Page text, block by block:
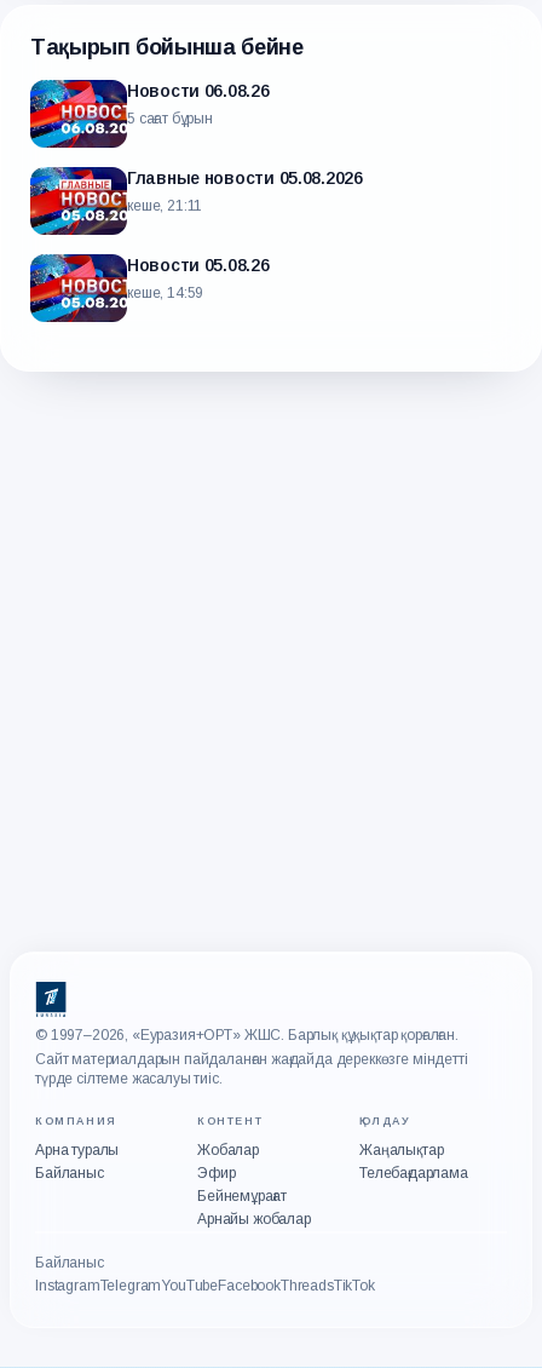
Тақырып бойынша бейне
Новости 06.08.26
5 сағат бұрын
Главные новости 05.08.2026
кеше, 21:11
Новости 05.08.26
кеше, 14:59
© 1997–2026, «Еуразия+ОРТ» ЖШС. Барлық құқықтар қорғалған.
Сайт материалдарын пайдаланған жағдайда дереккөзге міндетті
түрде сілтеме жасалуы тиіс.
КОМПАНИЯ
Арна туралы
Байланыс
КОНТЕНТ
Жобалар
Эфир
Бейнемұрағат
Арнайы жобалар
ҚОЛДАУ
Жаңалықтар
Телебағдарлама
Байланыс
InstagramTelegramYouTubeFacebookThreadsTikTok